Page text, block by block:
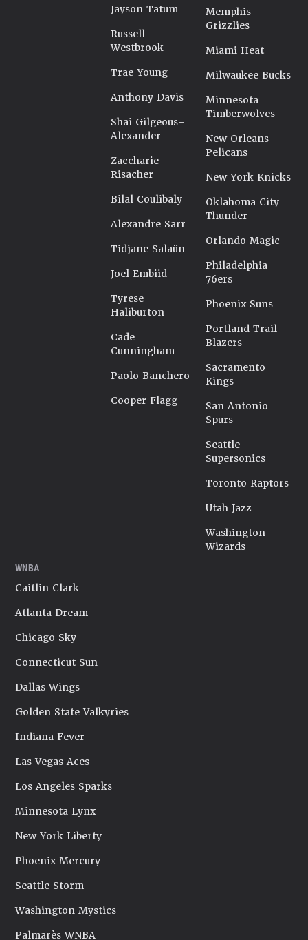
Jayson Tatum
Russell
Westbrook
Trae Young
Anthony Davis
Shai Gilgeous-
Alexander
Zaccharie
Risacher
Bilal Coulibaly
Alexandre Sarr
Tidjane Salaün
Joel Embiid
Tyrese
Haliburton
Cade
Cunningham
Paolo Banchero
Cooper Flagg
Memphis
Grizzlies
Miami Heat
Milwaukee Bucks
Minnesota
Timberwolves
New Orleans
Pelicans
New York Knicks
Oklahoma City
Thunder
Orlando Magic
Philadelphia
76ers
Phoenix Suns
Portland Trail
Blazers
Sacramento
Kings
San Antonio
Spurs
Seattle
Supersonics
Toronto Raptors
Utah Jazz
Washington
Wizards
WNBA
Caitlin Clark
Atlanta Dream
Chicago Sky
Connecticut Sun
Dallas Wings
Golden State Valkyries
Indiana Fever
Las Vegas Aces
Los Angeles Sparks
Minnesota Lynx
New York Liberty
Phoenix Mercury
Seattle Storm
Washington Mystics
Palmarès WNBA